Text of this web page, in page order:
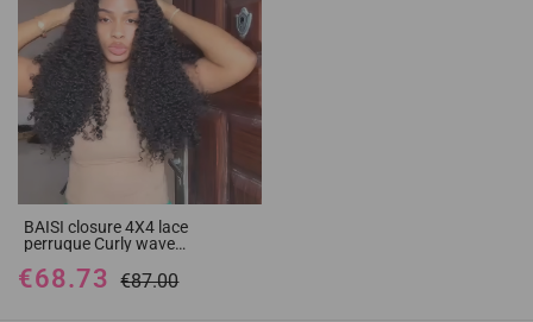
BAISI closure 4X4 lace
perruque Curly wave
humains
€68.73 €87.00